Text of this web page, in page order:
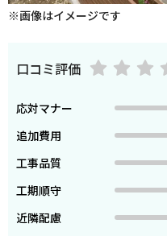
※画像はイメージです
口コミ評価
応対マナー
追加費用
工事品質
工期順守
近隣配慮